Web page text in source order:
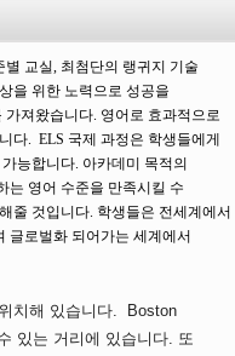
교실, 최첨단의 랭귀지 기술
을 위한 노력으로 성공을
져왔습니다. 영어로 효과적으로
다. ELS 국제 과정은 학생들에게
능합니다. 아카데미 목적의
는 영어 수준을 만족시킬 수
줄 것입니다. 학생들은 전세계에서
글로벌화 되어가는 세계에서
치해 있습니다. Boston
있는 거리에 있습니다. 또